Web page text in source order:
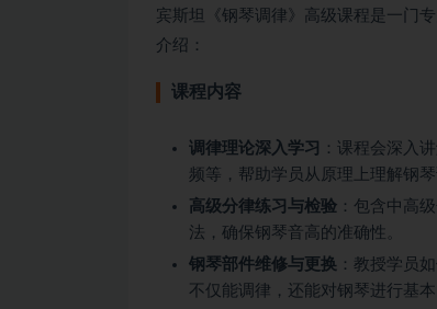
宾斯坦《钢琴调律》高级课程是一门
介绍：
课程内容
调律理论深入学习
：课程会深入
频等，帮助学员从原理上理解钢琴
高级分律练习与检验 ：包含中高
法，确保钢琴音高的准确性。
钢琴部件维修与更换 ：教授学员
不仅能调律，还能对钢琴进行基本